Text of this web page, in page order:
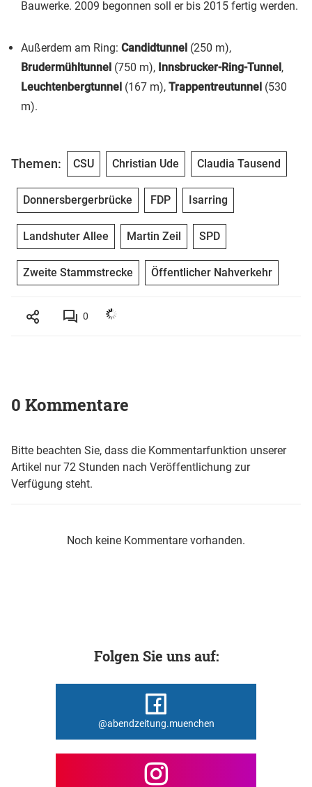
Bauwerke. 2009 begonnen soll er bis 2015 fertig werden.
Außerdem am Ring: Candidtunnel (250 m),
Brudermühltunnel (750 m), Innsbrucker-Ring-Tunnel,
Leuchtenbergtunnel (167 m), Trappentreutunnel (530
m).
Themen: CSU Christian Ude Claudia Tausend
Donnersbergerbrücke FDP Isarring
Landshuter Allee Martin Zeil SPD
Zweite Stammstrecke Öffentlicher Nahverkehr
0
0 Kommentare
Bitte beachten Sie, dass die Kommentarfunktion unserer
Artikel nur 72 Stunden nach Veröffentlichung zur
Verfügung steht.
Noch keine Kommentare vorhanden.
Folgen Sie uns auf:
@abendzeitung.muenchen